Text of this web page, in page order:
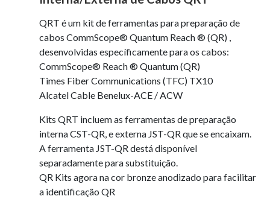
QRT é um kit de ferramentas para preparação de
cabos CommScope® Quantum Reach ® (QR) ,
desenvolvidas específicamente para os cabos:
CommScope® Reach ® Quantum (QR)
Times Fiber Communications (TFC) TX10
Alcatel Cable Benelux-ACE / ACW
Kits QRT incluem as ferramentas de preparação
interna CST-QR, e externa JST-QR que se encaixam.
A ferramenta JST-QR destá disponível
separadamente para substituição.
QR Kits agora na cor bronze anodizado para facilitar
a identificação QR